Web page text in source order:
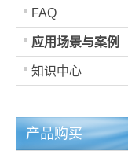
FAQ
应用场景与案例
知识中心
产品购买